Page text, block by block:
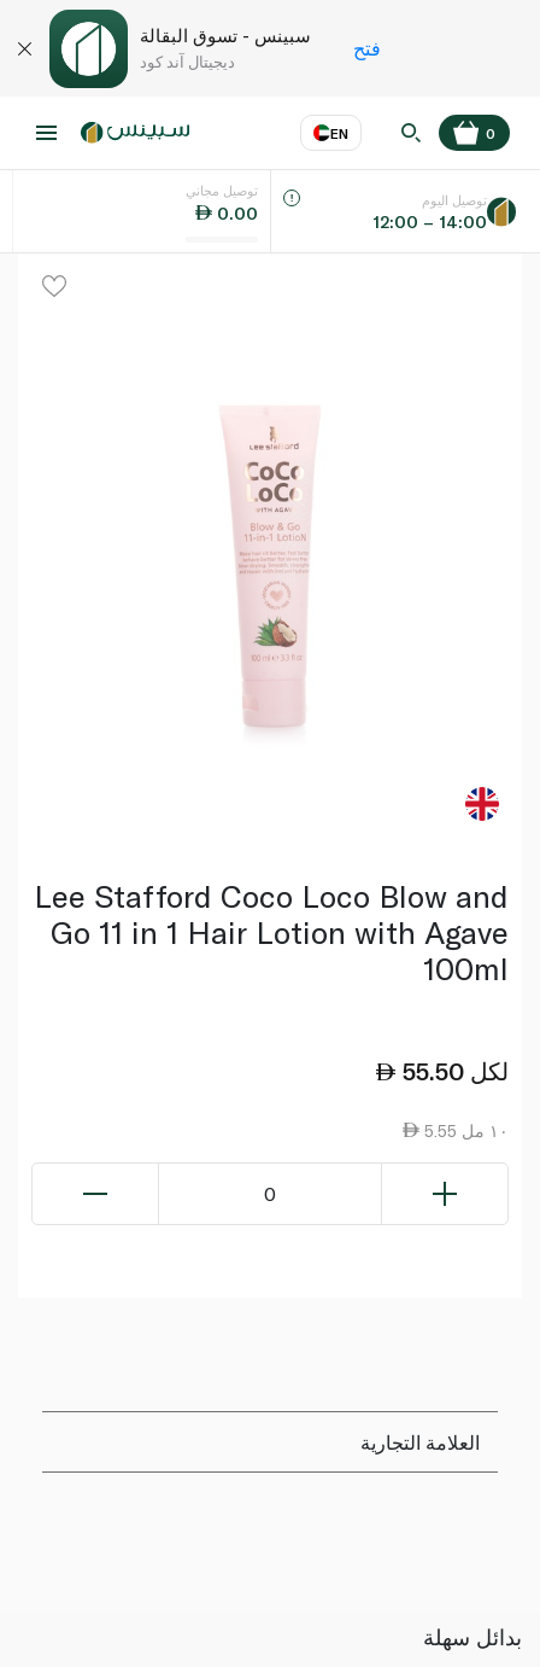
سبينس - تسوق البقالة
ديجيتال آند كود
فتح
EN
اللغة عر
0
توصيل مجاني
0.00
توصيل اليوم
12:00 – 14:00
Lee Stafford Coco Loco Blow and
Go 11 in 1 Hair Lotion with Agave
100ml
55.50 لكل
5.55 ١٠ مل
0
العلامة التجارية
بدائل سهلة